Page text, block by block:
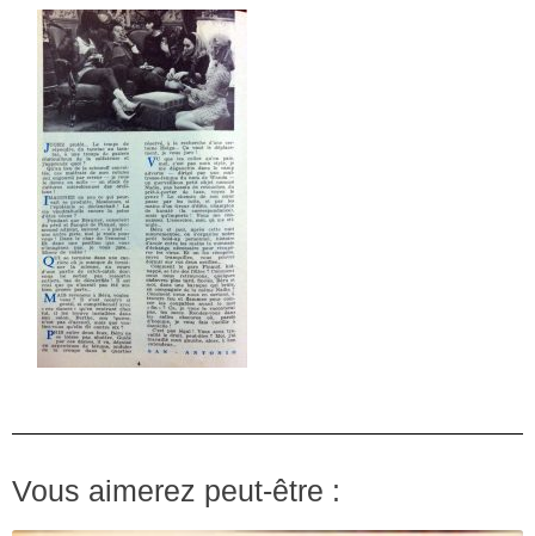
Vous aimerez peut-être :